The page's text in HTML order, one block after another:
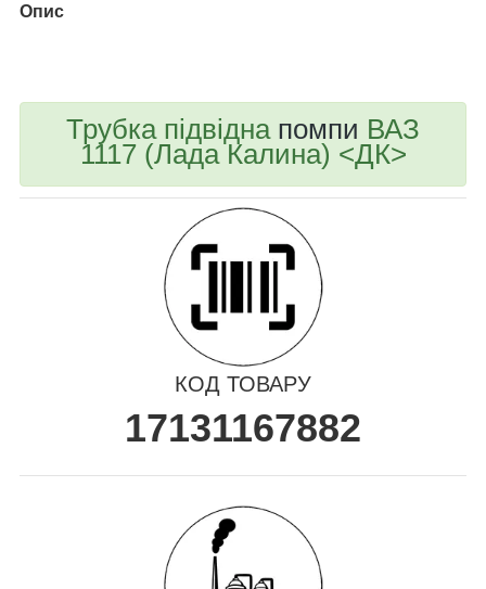
Опис
Трубка підвідна помпи ВАЗ
1117 (Лада Калина) <ДК>
КОД ТОВАРУ
17131167882